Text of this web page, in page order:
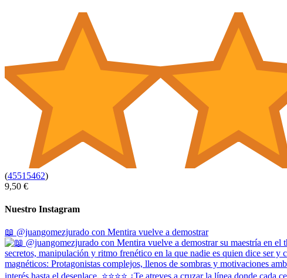
(45515462)
9,50 €
Nuestro Instagram
📖 @juangomezjurado con Mentira vuelve a demostrar